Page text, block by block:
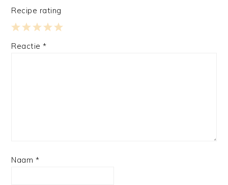
Recipe rating
4
3
2
1
Reactie*
Naam *